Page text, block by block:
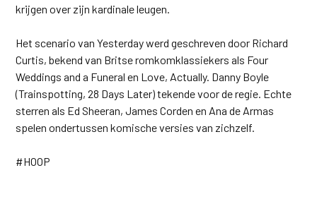
krijgen over zijn kardinale leugen.
Het scenario van Yesterday werd geschreven door Richard
Curtis, bekend van Britse romkomklassiekers als Four
Weddings and a Funeral en Love, Actually. Danny Boyle
(Trainspotting, 28 Days Later) tekende voor de regie. Echte
sterren als Ed Sheeran, James Corden en Ana de Armas
spelen ondertussen komische versies van zichzelf.
#HOOP